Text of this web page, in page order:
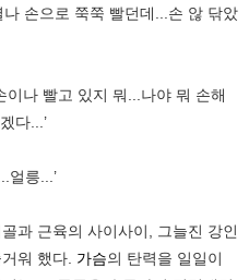
손으로 쭉쭉 빨던데...손 않 닦았
이나 빨고 있지 뭐...나야 뭐 손해
다...’
얼릉...’
과 근육의 사이사이, 그늘진 강인
워 했다. 가슴의 탄력을 일일이